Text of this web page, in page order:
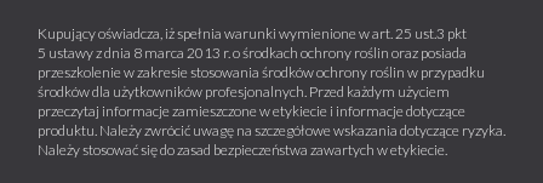
Kupujący oświadcza, iż spełnia warunki wymienione w art. 25 ust.3 pkt
5 ustawy z dnia 8 marca 2013 r. o środkach ochrony roślin oraz posiada
przeszkolenie w zakresie stosowania środków ochrony roślin w przypadku
środków dla użytkowników profesjonalnych. Przed każdym użyciem
przeczytaj informacje zamieszczone w etykiecie i informacje dotyczące
produktu. Należy zwrócić uwagę na szczegółowe wskazania dotyczące ryzyka.
Należy stosować się do zasad bezpieczeństwa zawartych w etykiecie.